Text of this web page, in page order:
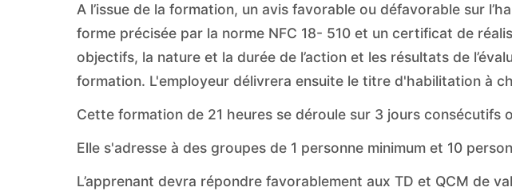
A l’issue de la formation, un avis favorable ou défavorable sur
forme précisée par la norme NFC 18- 510 et un certificat de
objectifs, la nature et la durée de l’action et les résultats de
formation. L'employeur délivrera ensuite le titre d'habilitation à
Cette formation de 21 heures se déroule sur 3 jours consécutifs
Elle s'adresse à des groupes de 1 personne minimum et 10
L’apprenant devra répondre favorablement aux TD et QCM de